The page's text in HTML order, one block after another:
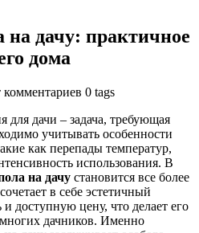
дачу: практичное
дома
комментариев 0 tags
дачи – задача, требующая
учитывать особенности
как перепады температур,
использования. В
на дачу становится все более
в себе эстетичный
доступную цену, что делает его
дачников. Именно